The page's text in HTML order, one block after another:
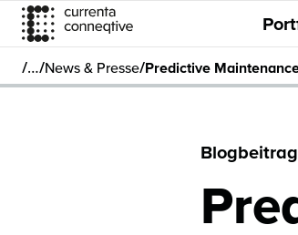
/…/News & Presse/Predictive
Blogbeitrag